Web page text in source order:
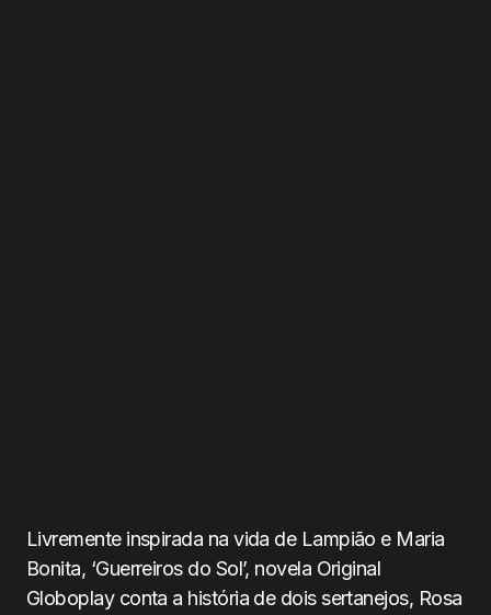
Livremente inspirada na vida de Lampião e Maria
Bonita, ‘Guerreiros do Sol’, novela Original
Globoplay conta a história de dois sertanejos, Rosa